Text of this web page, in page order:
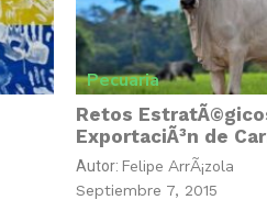
Pecuaria
Retos
ExportaciÃ³n de
Autor: Felipe ArrÃ¡zola
Septiembre 7, 2015